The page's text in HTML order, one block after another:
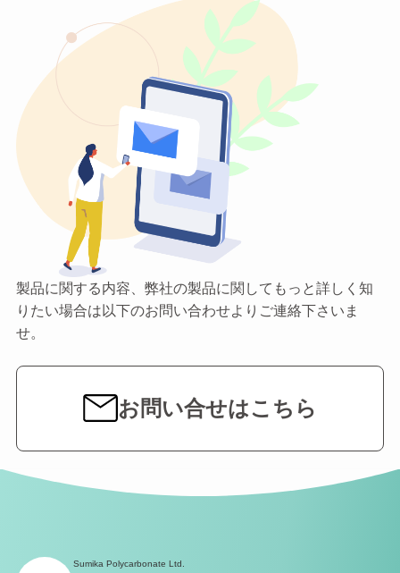
製品に関する内容、弊社の製品に関してもっと詳しく知
りたい場合は以下のお問い合わせよりご連絡下さいま
せ。
お問い合せはこちら
Sumika Polycarbonate Ltd.